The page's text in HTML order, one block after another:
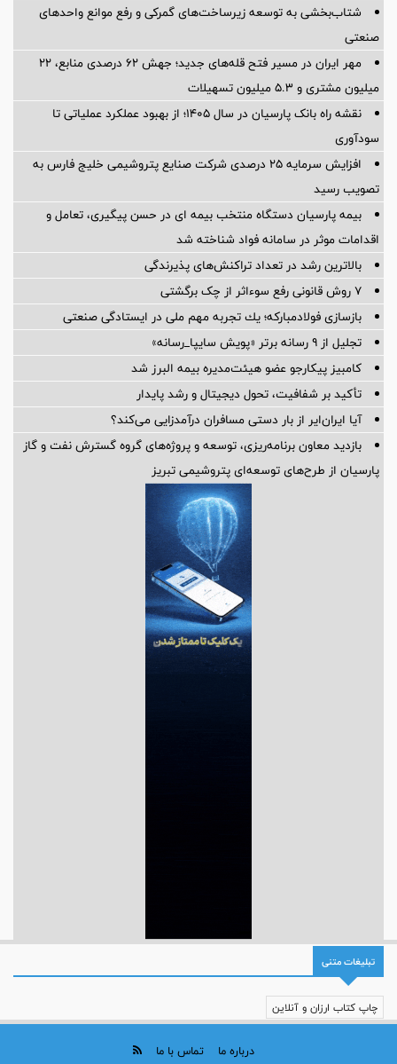
شتاب‌بخشی به توسعه زیرساخت‌های گمركی و رفع موانع واحدهای
صنعتی
مهر ایران در مسیر فتح قله‌های جدید؛ جهش ۶۲ درصدی منابع، ۲۲
میلیون مشتری و ۵.۳ میلیون تسهیلات
نقشه راه بانک پارسیان در سال ۱۴۰۵؛ از بهبود عملکرد عملیاتی تا
سودآوری
افزایش سرمایه ۲۵ درصدی شرکت صنایع پتروشیمی خلیج فارس به
تصویب رسید
بیمه پارسیان دستگاه منتخب بیمه ای در حسن پیگیری، تعامل و
اقدامات موثر در سامانه فواد شناخته شد
بالاترین رشد در تعداد تراکنش‌های پذیرندگی
۷ روش قانونی رفع سوء‌اثر از چک برگشتی
بازسازی فولادمباركه؛ یك تجربه مهم ملی در ایستادگی صنعتی
تجلیل از ۹ رسانه برتر «پویش سایپا_رسانه»
کامبیز پیکارجو عضو هیئت‌مدیره بيمه البرز شد
تأکید بر شفافیت، تحول دیجیتال و رشد پایدار
آیا ایران‌ایر از بار دستی مسافران درآمدزایی می‌کند؟
بازدید معاون برنامه‌ریزی، توسعه و پروژه‌های گروه گسترش نفت و گاز
پارسیان از طرح‌های توسعه‌ای پتروشیمی تبریز
تبلیغات متنی
چاپ کتاب ارزان و آنلاین
درباره ما تماس با ما